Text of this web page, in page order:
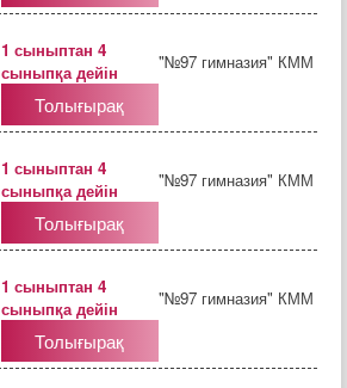
1 сыныптан 4
сыныпқа дейін
"№97 гимназия" КММ
Толығырақ
1 сыныптан 4
сыныпқа дейін
"№97 гимназия" КММ
Толығырақ
1 сыныптан 4
сыныпқа дейін
"№97 гимназия" КММ
Толығырақ